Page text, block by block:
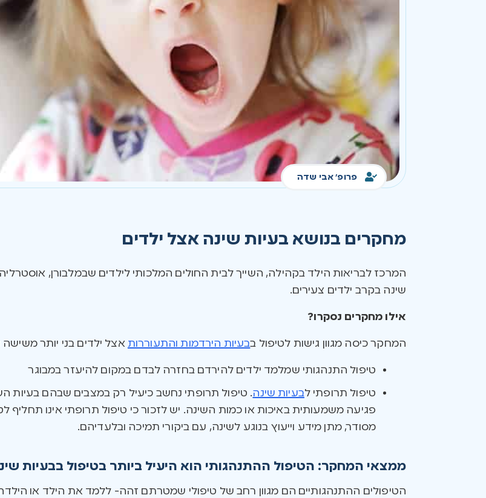
פרופ' אבי שדה
מחקרים בנושא בעיות שינה אצל ילדים
המרכז לבריאות הילד בקהילה, השייך לבית החולים המלכותי לילדים שבמלבורן,
שינה בקרב ילדים צעירים.
אילו מחקרים נסקרו?
המחקר כיסה מגוון גישות לטיפול בבעיות הירדמות והתעוררות אצל ילדים בני יותר משישה
טיפול התנהגותי שמלמד ילדים להירדם בחזרה לבדם במקום להיעזר במבוגר
טיפול תרופתי לבעיות שינה. טיפול תרופתי נחשב כיעיל רק במצבים שבהם בעיות
פגיעה משמעותית באיכות או כמות השינה. יש לזכור כי טיפול תרופתי אינו תחליף
מסודר, מתן מידע וייעוץ בנוגע לשינה, עם ביקורי תמיכה ובלעדיהם.
ממצאי המחקר: הטיפול ההתנהגותי הוא היעיל ביותר בטיפול בבעיות
הטיפולים ההתנהגותיים הם מגוון רחב של טיפולי שמטרתם זהה- ללמד את הילד או